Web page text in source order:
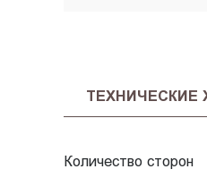
ТЕХНИЧЕСКИЕ
Количество сторон